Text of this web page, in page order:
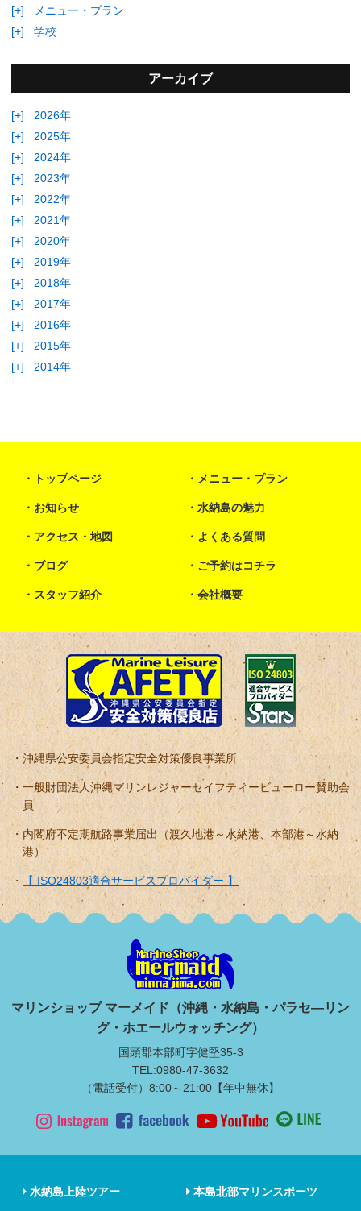
[+]
メニュー・プラン
[+]
学校
アーカイブ
[+]
2026年
[+]
2025年
[+]
2024年
[+]
2023年
[+]
2022年
[+]
2021年
[+]
2020年
[+]
2019年
[+]
2018年
[+]
2017年
[+]
2016年
[+]
2015年
[+]
2014年
トップページ メニュー・プラン
お知らせ 水納島の魅力
アクセス・地図 よくある質問
ブログ ご予約はコチラ
スタッフ紹介 会社概要
沖縄県公安委員会指定安全対策優良事業所
一般財団法人沖縄マリンレジャーセイフティービューロー賛助会
員
内閣府不定期航路事業届出（渡久地港～水納港、本部港～水納
港）
【 ISO24803適合サービスプロバイダー 】
マリンショップ マーメイド（沖縄・水納島・パラセ―リン
グ・ホエールウォッチング）
国頭郡本部町字健堅35-3
TEL:0980-47-3632
（電話受付）8:00～21:00【年中無休】
水納島上陸ツアー 本島北部マリンスポーツ